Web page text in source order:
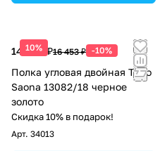
10%
14 808 ₽16 453 ₽ -10%
Полка угловая двойная Timo
Saona 13082/18 черное
золото
Скидка 10% в подарок!
Арт. 34013